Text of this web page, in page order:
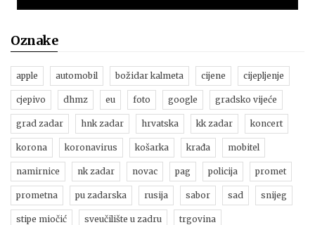
Oznake
apple automobil božidar kalmeta cijene cijepljenje
cjepivo dhmz eu foto google gradsko vijeće
grad zadar hnk zadar hrvatska kk zadar koncert
korona koronavirus košarka krađa mobitel
namirnice nk zadar novac pag policija promet
prometna pu zadarska rusija sabor sad snijeg
stipe miočić sveučilište u zadru trgovina